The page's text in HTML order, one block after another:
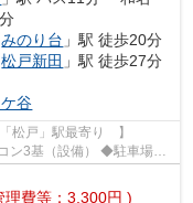
みのり台 」駅 徒歩20分
松戸新田 」駅 徒歩27分
谷
戸」駅最寄り 】
ン3基（設備） ◆駐車場２
理費等：3,300円 )